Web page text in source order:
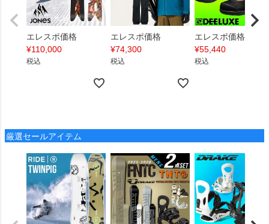
エレスポ価格
¥110,000
税込
エレスポ価格
¥74,300
税込
エレスポ価格
¥55,440
税込
厳選セールアイテム